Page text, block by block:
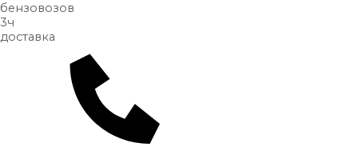
бензовозов
3ч
доставка